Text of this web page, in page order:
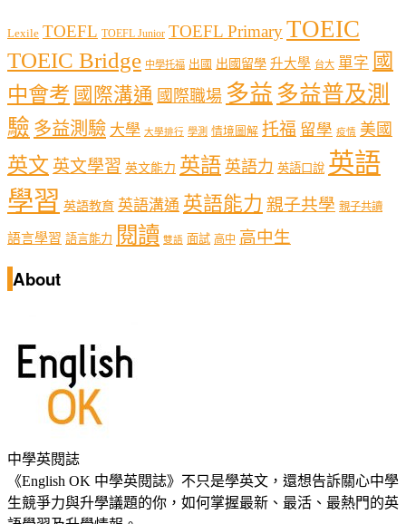
Lexile TOEFL TOEFL Junior TOEFL PrimaryTOEIC
TOEIC Bridge 中學托福 出國 出國留學 升大學 台大 單字 國
中會考 國際溝通 國際職場 多益 多益普及測
驗 多益測驗 大學 大學排行 學測 情境圖解 托福 留學 疫情 美國
英文 英文學習 英文能力 英語 英語力 英語口說 英語
學習 英語教育 英語溝通 英語能力 親子共學 親子共讀
語言學習 語言能力 閱讀 雙語 面試 高中 高中生
About
中學英閱誌
《English OK 中學英閱誌》不只是學英文，還想告訴關心中學
生競爭力與升學議題的你，如何掌握最新、最活、最熱門的英